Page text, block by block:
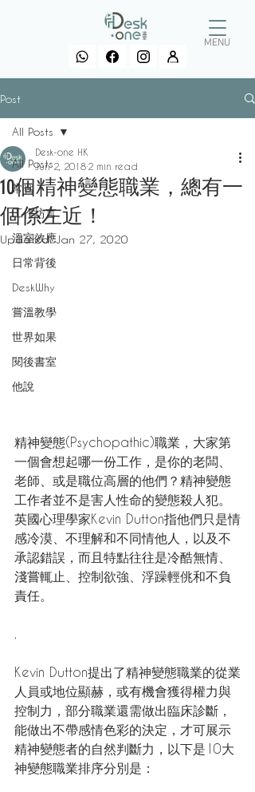
MENU
Post
All Posts
常習
工作坊言
溫室效應
日常背後
DeskWhy
嘗溫教學
世界如果
閱後書室
他說
All Posts
10個精神變態職業，總有一
個係左近！
Desk-one HK
Jun 2, 2018 2 min read
Updated:Jan 27, 2020
精神變態(Psychopathic)職業，大家第
一個會想起哪一份工作，是你的老闆、
老師、或是職位高層的他們？精神變態
工作者並不是害人性命的變態殺人犯。
英國心理學家Kevin Dutton指他們只是情
感冷漠、不理解和不同情他人，以及不
承認錯誤，而且特點往往是冷酷無情、
淺嘗輒止、控制欲強、浮躁輕佻和不負
責任。
Kevin Dutton提出了精神變態職業的從業
人員或地位顯赫，或有機會獲得權力與
控制力，部分職業還需做出臨床診斷，
能做出不帶感情色彩的決定，才可展示
精神變態者的自然判斷力，以下是10大
神變態職業排序分別是：